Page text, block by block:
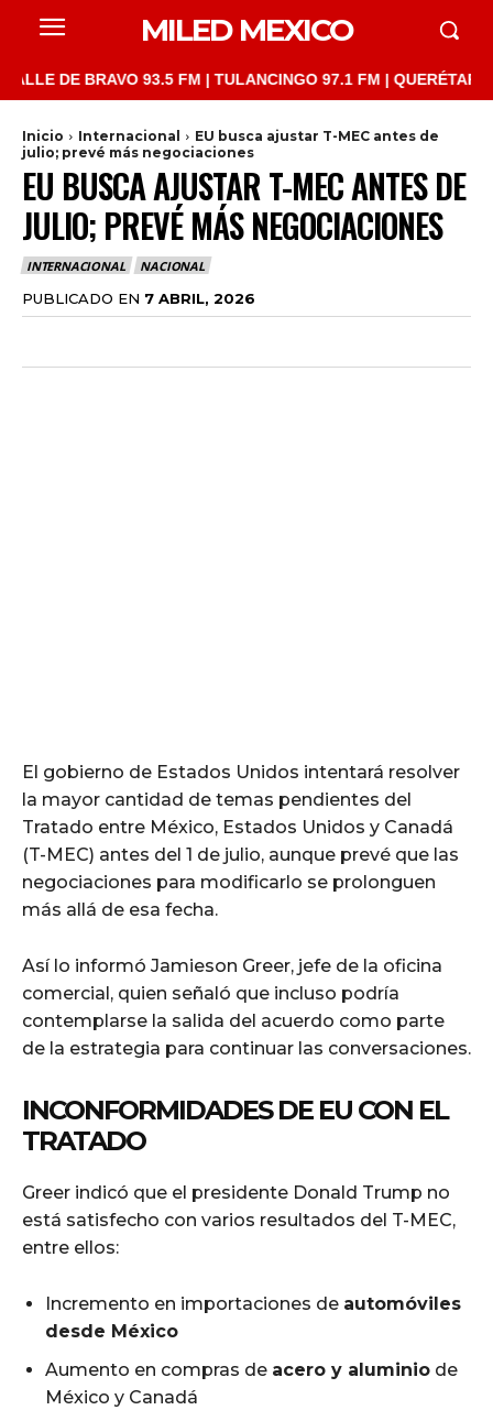
MILED MEXICO
BRAVO 93.5 FM | TULANCINGO 97.1 FM | QUERÉTARO
Inicio Internacional
EU busca ajustar T-MEC antes de
julio; prevé más negociaciones
EU BUSCA AJUSTAR T-MEC ANTES DE
JULIO; PREVÉ MÁS NEGOCIACIONES
INTERNACIONAL NACIONAL
PUBLICADO EN 7 ABRIL, 2026
El gobierno de Estados Unidos intentará resolver
la mayor cantidad de temas pendientes del
Tratado entre México, Estados Unidos y Canadá
(T-MEC) antes del 1 de julio, aunque prevé que las
negociaciones para modificarlo se prolonguen
más allá de esa fecha.
Así lo informó Jamieson Greer, jefe de la oficina
comercial, quien señaló que incluso podría
contemplarse la salida del acuerdo como parte
de la estrategia para continuar las conversaciones.
INCONFORMIDADES DE EU CON EL
TRATADO
Greer indicó que el presidente Donald Trump no
está satisfecho con varios resultados del T-MEC,
entre ellos:
Incremento en importaciones de automóviles
desde México
Aumento en compras de acero y aluminio de
México y Canadá